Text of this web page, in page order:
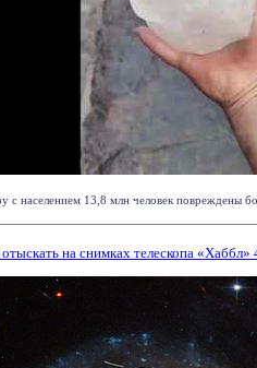
с населением 13,8 млн человек повреждены
на снимках телескопа «Хаббл»